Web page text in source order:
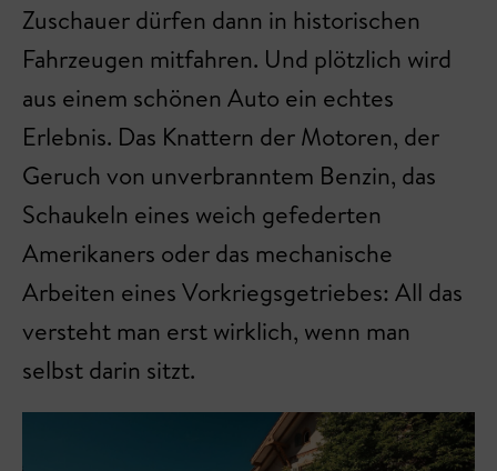
Zuschauer dürfen dann in historischen
Fahrzeugen mitfahren. Und plötzlich wird
aus einem schönen Auto ein echtes
Erlebnis. Das Knattern der Motoren, der
Geruch von unverbranntem Benzin, das
Schaukeln eines weich gefederten
Amerikaners oder das mechanische
Arbeiten eines Vorkriegsgetriebes: All das
versteht man erst wirklich, wenn man
selbst darin sitzt.